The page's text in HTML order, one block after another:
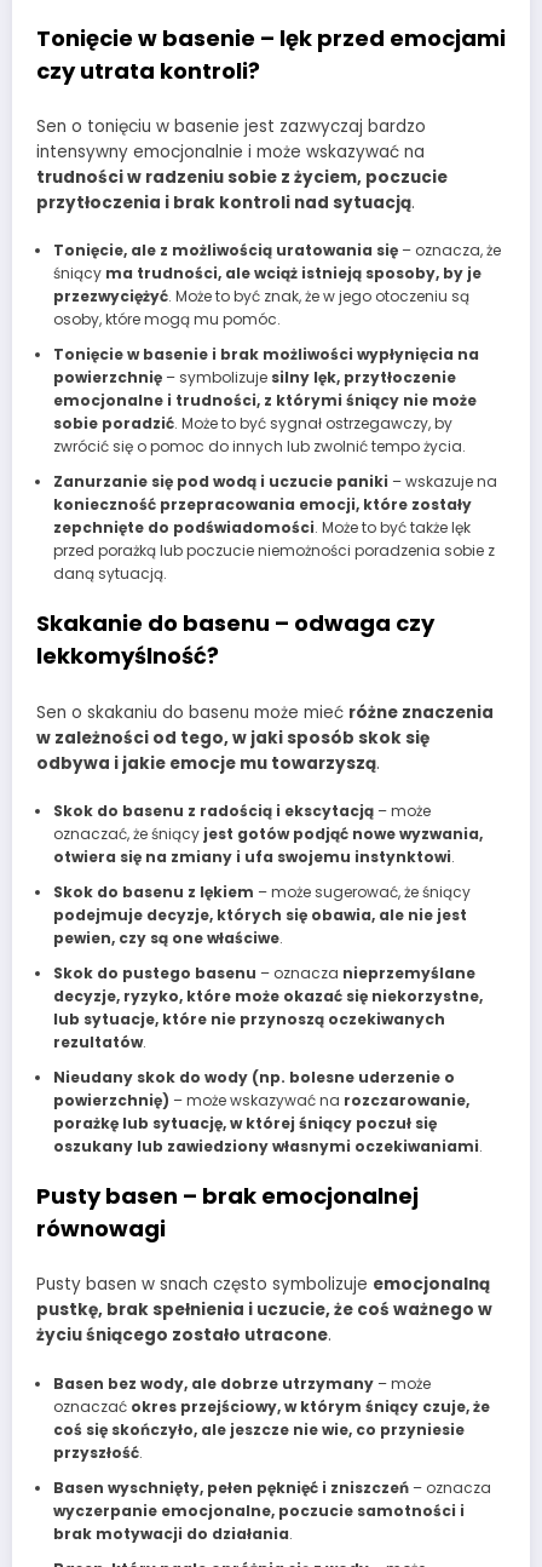
Tonięcie w basenie – lęk przed emocjami
czy utrata kontroli?
Sen o tonięciu w basenie jest zazwyczaj bardzo
intensywny emocjonalnie i może wskazywać na
trudności w radzeniu sobie z życiem, poczucie
przytłoczenia i brak kontroli nad sytuacją.
Tonięcie, ale z możliwością uratowania się– oznacza, że
śniący ma trudności, ale wciąż istnieją sposoby, by je
przezwyciężyć. Może to być znak, że w jego otoczeniu są
osoby, które mogą mu pomóc.
Tonięcie w basenie i brak możliwości wypłynięcia na
powierzchnię– symbolizuje silny lęk, przytłoczenie
emocjonalne i trudności, z którymi śniący nie może
sobie poradzić. Może to być sygnał ostrzegawczy, by
zwrócić się o pomoc do innych lub zwolnić tempo życia.
Zanurzanie się pod wodą i uczucie paniki – wskazuje na
konieczność przepracowania emocji, które zostały
zepchnięte do podświadomości. Może to być także lęk
przed porażką lub poczucie niemożności poradzenia sobie z
daną sytuacją.
Skakanie do basenu – odwaga czy
lekkomyślność?
Sen o skakaniu do basenu może mieć różne znaczenia
w zależności od tego, w jaki sposób skok się
odbywa i jakie emocje mu towarzyszą.
Skok do basenu z radością i ekscytacją– może
oznaczać, że śniący jest gotów podjąć nowe wyzwania,
otwiera się na zmiany i ufa swojemu instynktowi.
Skok do basenu z lękiem – może sugerować, że śniący
podejmuje decyzje, których się obawia, ale nie jest
pewien, czy są one właściwe.
Skok do pustego basenu – oznacza nieprzemyślane
decyzje, ryzyko, które może okazać się niekorzystne,
lub sytuacje, które nie przynoszą oczekiwanych
rezultatów.
Nieudany skok do wody (np. bolesne uderzenie o
powierzchnię) – może wskazywać na rozczarowanie,
porażkę lub sytuację, w której śniący poczuł się
oszukany lub zawiedziony własnymi oczekiwaniami.
Pusty basen – brak emocjonalnej
równowagi
Pusty basen w snach często symbolizuje emocjonalną
pustkę, brak spełnienia i uczucie, że coś ważnego w
życiu śniącego zostało utracone.
Basen bez wody, ale dobrze utrzymany– może
oznaczać okres przejściowy, w którym śniący czuje, że
coś się skończyło, ale jeszcze nie wie, co przyniesie
przyszłość.
Basen wyschnięty, pełen pęknięć i zniszczeń– oznacza
wyczerpanie emocjonalne, poczucie samotności i
brak motywacji do działania.